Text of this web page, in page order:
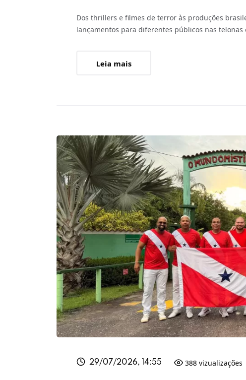
Dos thrillers e filmes de terror às produções
lançamentos para diferentes públicos nas
Leia mais
29/07/2026, 14:55 388 vizualizações